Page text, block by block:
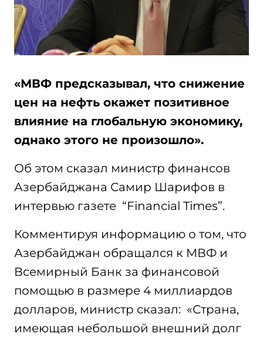
«МВФ предсказывал, что снижение
цен на нефть окажет позитивное
влияние на глобальную экономику,
однако этого не произошло».
Об этом сказал министр финансов
Азербайджана Самир Шарифов в
интервью газете “Financial Times”.
Комментируя информацию о том, что
Азербайджан обращался к МВФ и
Всемирный Банк за финансовой
помощью в размере 4 миллиардов
долларов, министр сказал: «Страна,
имеющая небольшой внешний долг